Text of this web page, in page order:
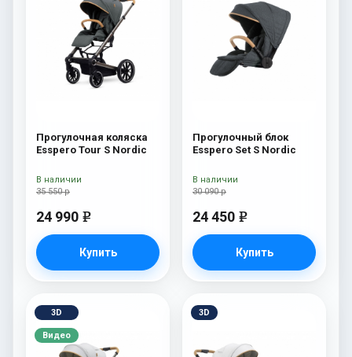
Прогулочная коляска
Esspero Tour S Nordic
35 550 р
24 990 e
Купить
В наличии
Прогулочный блок
Esspero Set S Nordic
30 090 р
24 450 e
Купить
В наличии
3D
Видео
3D